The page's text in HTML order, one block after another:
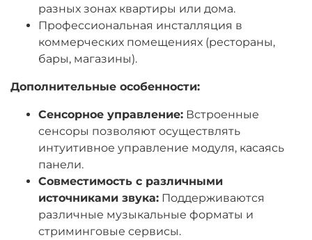
разных зонах квартиры или дома.
Профессиональная инсталляция в
коммерческих помещениях (рестораны,
бары, магазины).
Дополнительные особенности:
Сенсорное управление: Встроенные
сенсоры позволяют осуществлять
интуитивное управление модуля, касаясь
панели.
Совместимость с различными
источниками звука: Поддерживаются
различные музыкальные форматы и
стриминговые сервисы.